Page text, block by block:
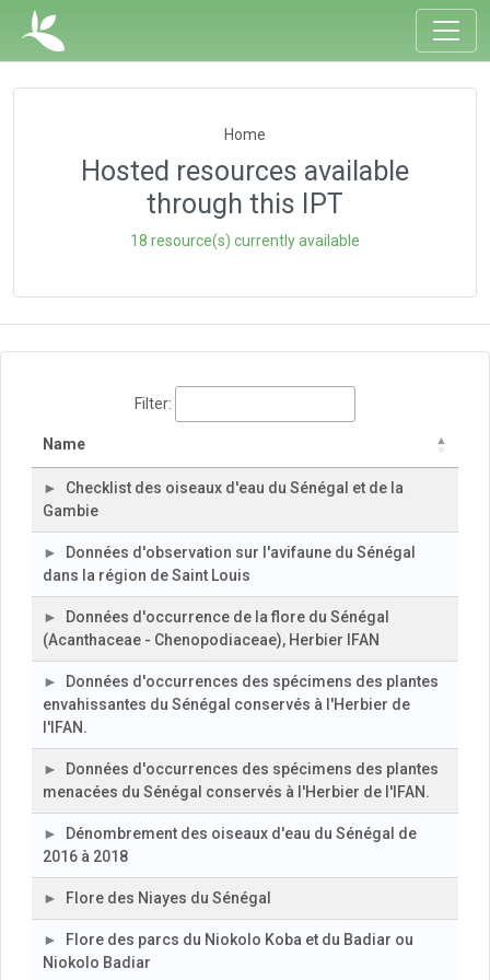
Home
Hosted resources available
through this IPT
18 resource(s) currently available
Filter:
Name
Checklist des oiseaux d'eau du Sénégal et de la
Gambie
Données d'observation sur l'avifaune du Sénégal
dans la région de Saint Louis
Données d'occurrence de la flore du Sénégal
(Acanthaceae - Chenopodiaceae), Herbier IFAN
Données d'occurrences des spécimens des plantes
envahissantes du Sénégal conservés à l'Herbier de
l'IFAN.
Données d'occurrences des spécimens des plantes
menacées du Sénégal conservés à l'Herbier de l'IFAN.
Dénombrement des oiseaux d'eau du Sénégal de
2016 à 2018
Flore des Niayes du Sénégal
Flore des parcs du Niokolo Koba et du Badiar ou
Niokolo Badiar